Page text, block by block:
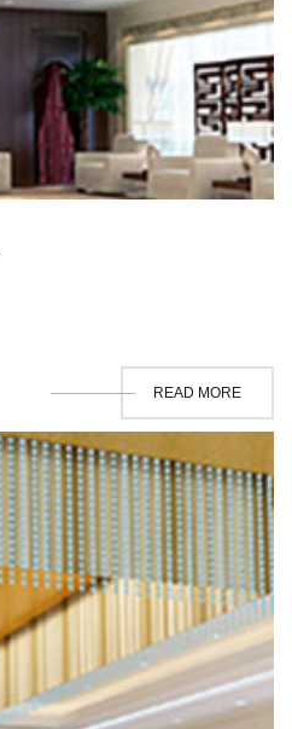
READ MORE